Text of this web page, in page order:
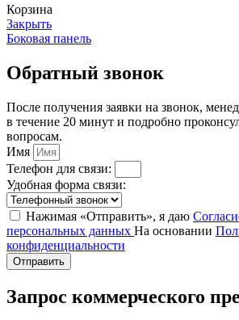
Корзина
Закрыть
Боковая панель
Обратный звонок
После получения заявки на звонок,
в течение 20 минут и подробно
вопросам.
Имя
Телефон для связи:
Удобная форма связи:
Нажимая «Отправить», я даю
персональных данных На основании
конфиденциальности
Отправить
Запрос коммерческого